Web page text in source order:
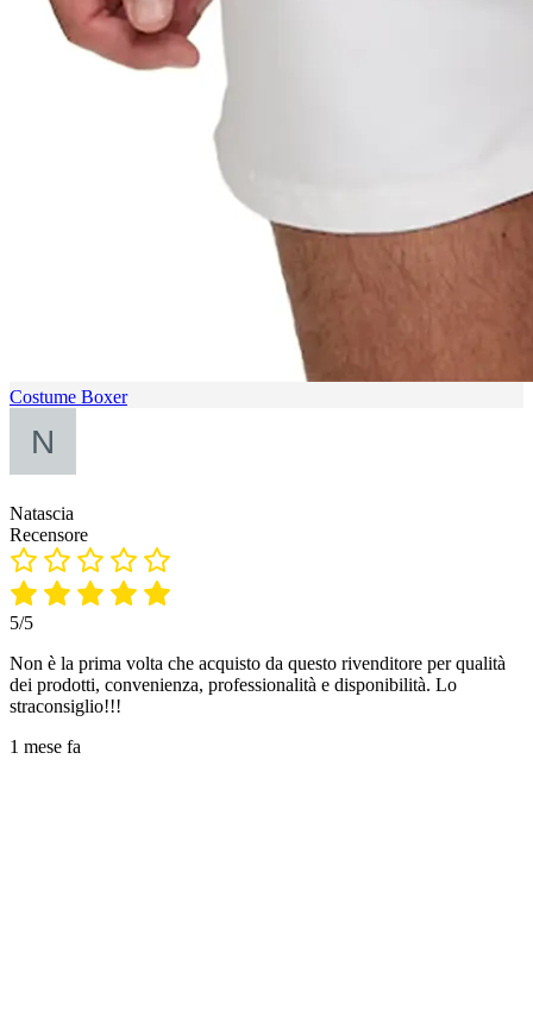
Costume Boxer
Natascia
Recensore
5/5
Non è la prima volta che acquisto da questo rivenditore per qualità
dei prodotti, convenienza, professionalità e disponibilità. Lo
straconsiglio!!!
1 mese fa